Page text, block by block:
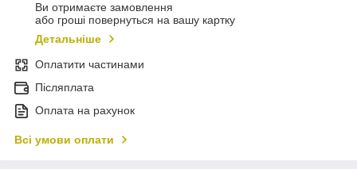
Ви отримаєте замовлення
або гроші повернуться на вашу картку
Детальніше
Оплатити частинами
Післяплата
Оплата на рахунок
Всі умови оплати